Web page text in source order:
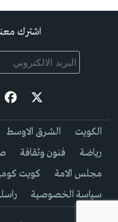
اشترك
الكويت الشرق الاوسط
رياضة
فنون وثقافة
مجلس الامة
كويت
سياسة الخصوصية